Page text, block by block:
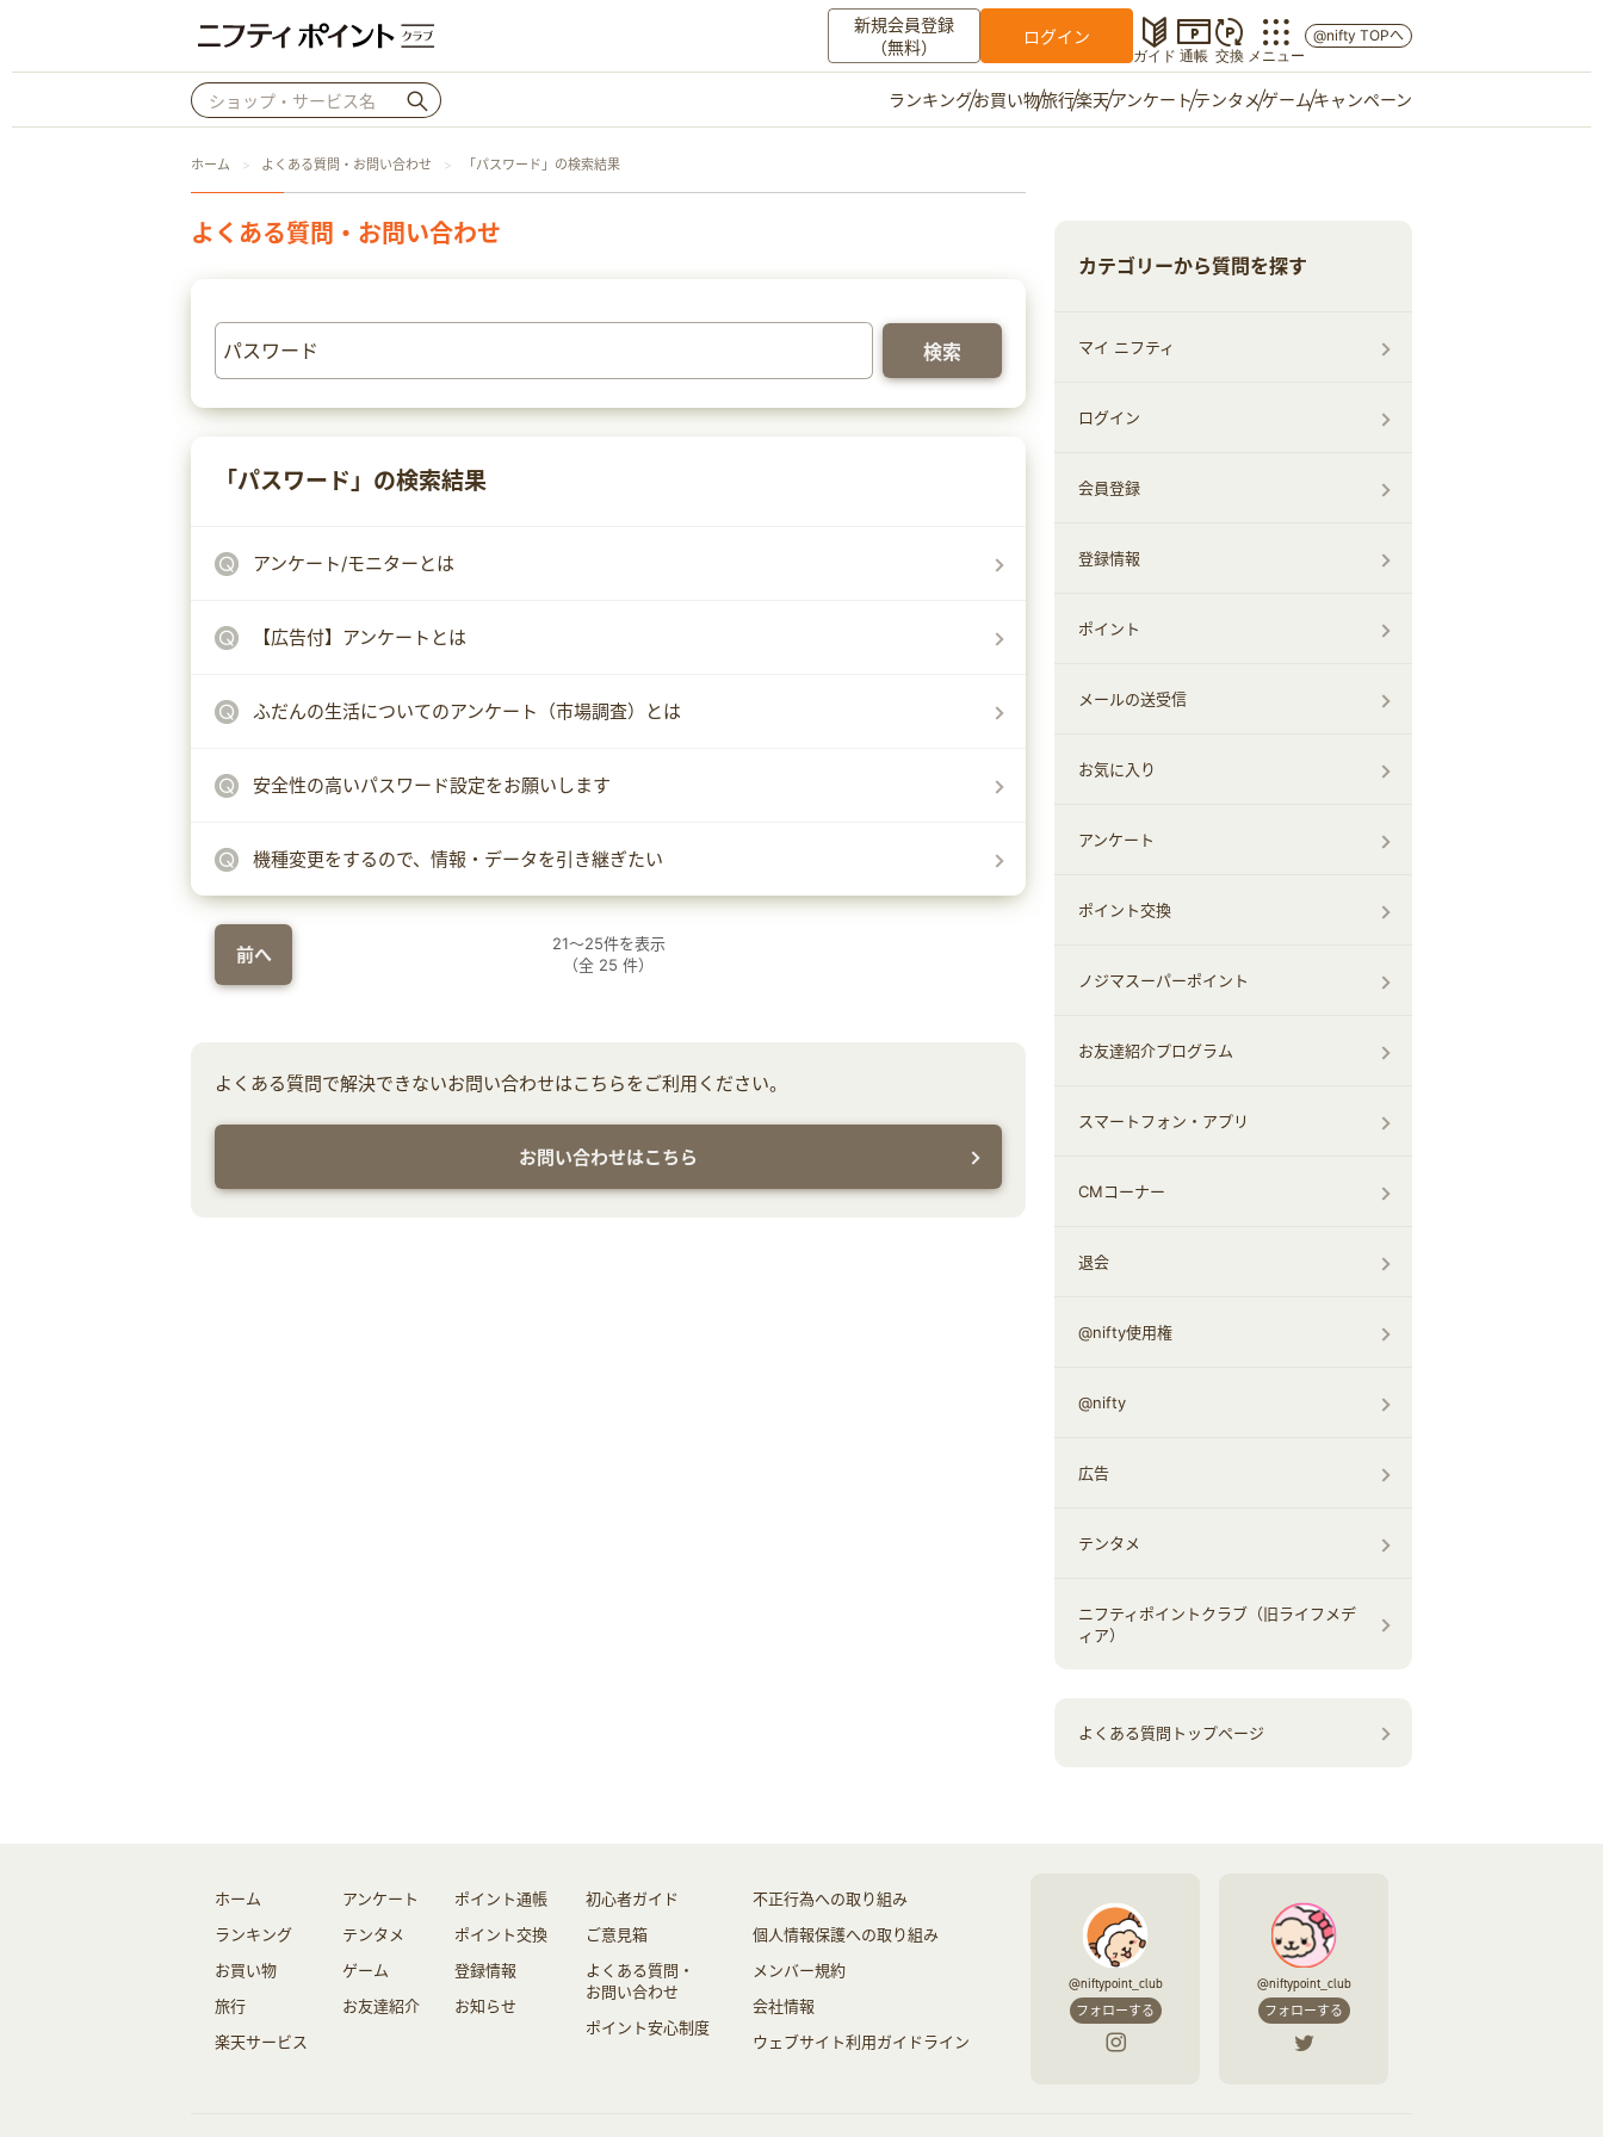
新規会員登録
（無料）
ログイン
ガイド 通帳 交換 メニュー
ポイント通帳 ポイント交換 登録情報
よくある質問
お問い合わせ
ご意見箱
@nifty TOPへ
ランキングお買い物旅行楽天アンケートテンタメゲームキャンペーン
ホーム よくある質問・お問い合わせ 「パスワード」の検索結果
よくある質問・お問い合わせ
「パスワード」の検索結果
アンケート/モニターとは
【広告付】アンケートとは
ふだんの生活についてのアンケート（市場調査）とは
安全性の高いパスワード設定をお願いします
機種変更をするので、情報・データを引き継ぎたい
前へ 21～25件を表示
（全 25 件）
よくある質問で解決できないお問い合わせはこちらをご利用ください。
お問い合わせはこちら
カテゴリーから質問を探す
マイ ニフティ
ログイン
会員登録
登録情報
ポイント
メールの送受信
お気に入り
アンケート
ポイント交換
ノジマスーパーポイント
お友達紹介プログラム
スマートフォン・アプリ
CMコーナー
退会
@nifty使用権
@nifty
広告
テンタメ
ニフティポイントクラブ（旧ライフメデ
ィア）
よくある質問トップページ
ホーム
ランキング
お買い物
旅行
楽天サービス
アンケート
テンタメ
ゲーム
お友達紹介
ポイント通帳
ポイント交換
登録情報
お知らせ
初心者ガイド
ご意見箱
よくある質問・
お問い合わせ
ポイント安心制度
不正行為への取り組み
個人情報保護への取り組み
メンバー規約
会社情報
ウェブサイト利用ガイドライン
@niftypoint_club
フォローする
@niftypoint_club
フォローする